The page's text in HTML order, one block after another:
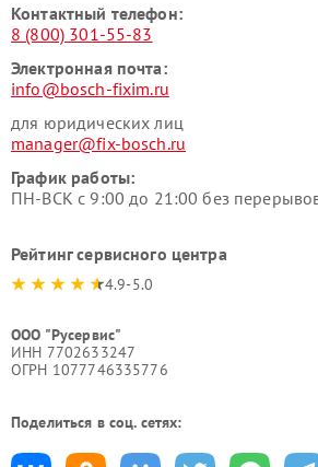
Контактный телефон:
8 (800) 301-55-83
Электронная почта:
info@bosch-fixim.ru
для юридических лиц
manager@fix-bosch.ru
График работы:
ПН-ВСК с 9:00 до 21:00 без
Рейтинг сервисного центра
4.9-5.0
ООО "Русервис"
ИНН 7702633247
ОГРН 1077746335776
Поделиться в соц. сетях: